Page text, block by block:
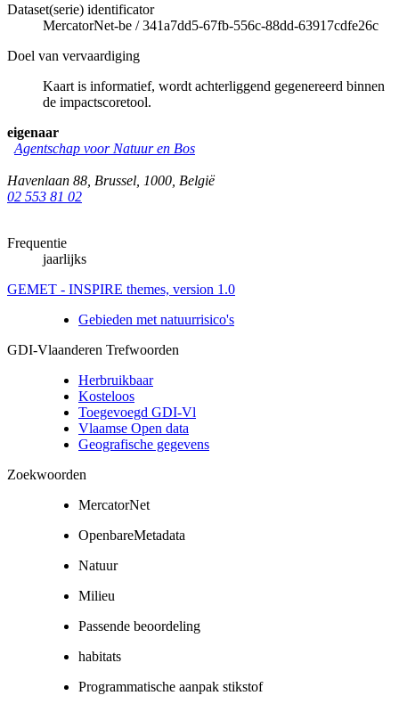
Dataset(serie) identificator
MercatorNet-be /341a7dd5-67fb-556c-88dd-63917cdfe26c
Doel van vervaardiging
Kaart is informatief, wordt achterliggend gegenereerd binnen
de impactscoretool.
eigenaar
Agentschap voor Natuur en Bos
Havenlaan 88 Brussel 1000 België
02 553 81 02
Frequentie
jaarlijks
GEMET - INSPIRE themes, version 1.0
Gebieden met natuurrisico's
GDI-Vlaanderen Trefwoorden
Herbruikbaar
Kosteloos
Toegevoegd GDI-Vl
Vlaamse Open data
Geografische gegevens
Zoekwoorden
MercatorNet
OpenbareMetadata
Natuur
Milieu
Passende beoordeling
habitats
Programmatische aanpak stikstof